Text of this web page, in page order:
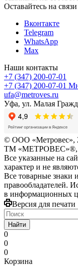
Оставайтесь на связи
Вконтакте
Telegram
WhatsApp
Max
Наши контакты
+7 (347) 200-07-01
+7 (347) 200-07-01
ufa@metroves.ru
Уфа, ул. Малая
© ООО «Метровес»,
ТМ «МЕТРОВЕС»®,
Все указанные на
характер и не
Все товарные знаки
правообладателей.
в информационных
Версия для печати
Найти
0
0
0
Корзина